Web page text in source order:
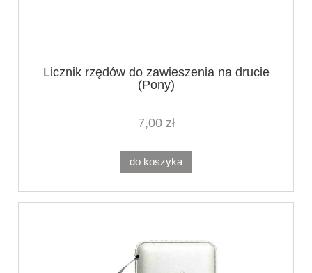
Licznik rzędów do zawieszenia na drucie
(Pony)
7,00 zł
do koszyka